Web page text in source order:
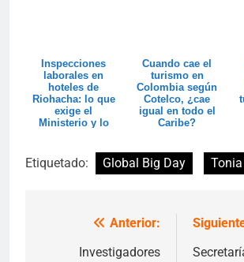
Inspecciones
laborales en
hoteles de
Riohacha: lo que
exige el
Ministerio y lo
Cuando cae el
turismo en
Colombia según
Cotelco, ¿cae
igual en todo el
Caribe?
Etiquetado: Global Big Day
Navegación
Anterior:
Investigadores